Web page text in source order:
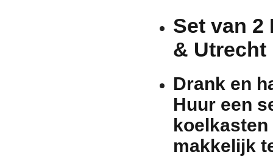
Set van 2
& Utrecht
Drank en
Huur een
makkelijk